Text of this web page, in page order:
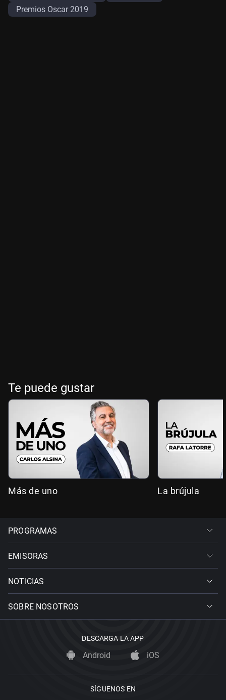
Premios Oscar 2019
Te puede gustar
Más de uno La brújula
PROGRAMAS
EMISORAS
NOTICIAS
SOBRE NOSOTROS
DESCARGA LA APP
Android iOS
SÍGUENOS EN